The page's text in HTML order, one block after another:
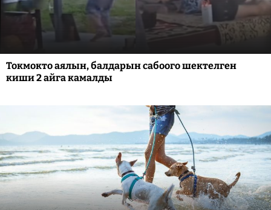
Токмокто аялын, балдарын сабоого шектелген
киши 2 айга камалды